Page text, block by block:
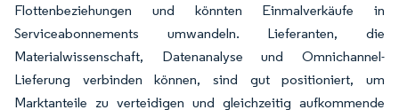
Flottenbeziehungen und könnten Einmalverkäufe in
Serviceabonnements umwandeln. Lieferanten, die
Materialwissenschaft, Datenanalyse und Omnichannel-
Lieferung verbinden können, sind gut positioniert, um
Marktanteile zu verteidigen und gleichzeitig aufkommende